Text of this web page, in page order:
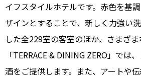
イフスタイルホテルです。赤色を基
ザインとすることで、新しく力強い
した全229室の客室のほか、さまざ
「TERRACE & DINING ZERO」では
酒をご提供します。また、アートや